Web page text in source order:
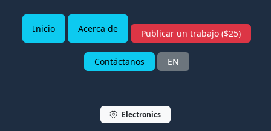
Inicio Acerca de Publicar un trabajo ($25)
Contáctanos EN
Electronics